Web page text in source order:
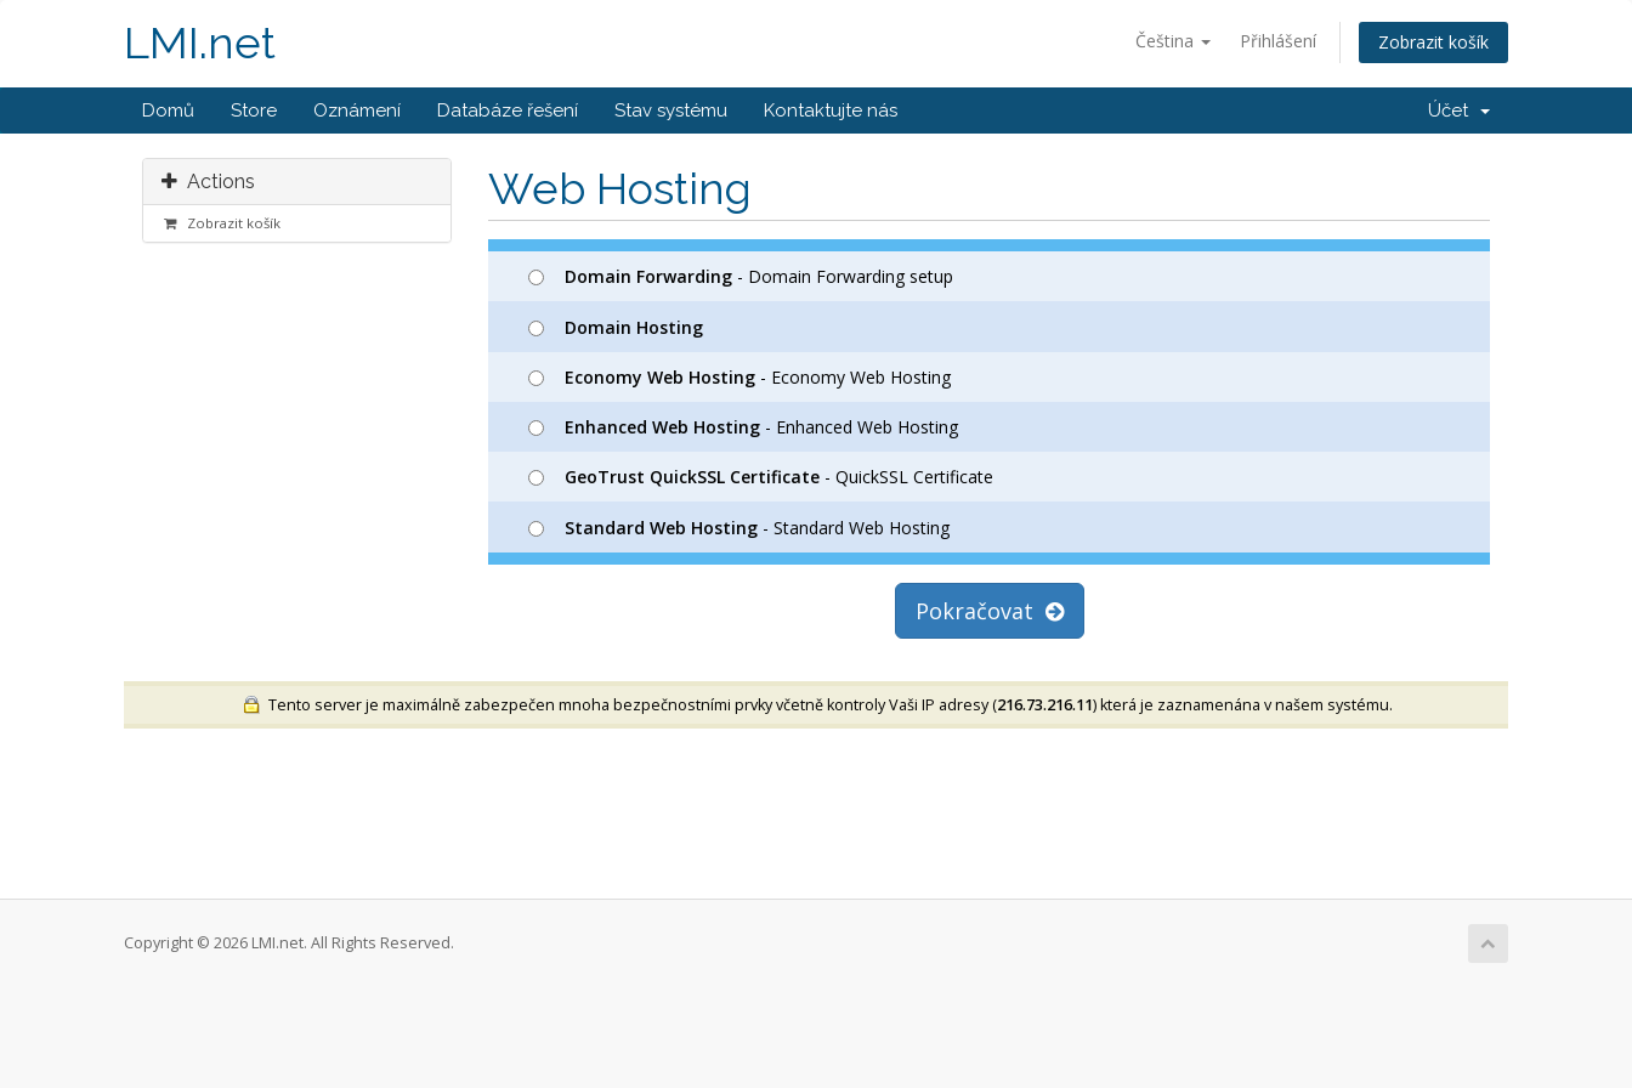
Čeština Přihlášení Zobrazit košík
LMI.net
Domů Store Oznámení Databáze řešení Stav systému Kontaktujte nás Účet
Web Hosting
Actions
Zobrazit košík
Domain Forwarding - Domain Forwarding setup
Domain Hosting
Economy Web Hosting - Economy Web Hosting
Enhanced Web Hosting - Enhanced Web Hosting
GeoTrust QuickSSL Certificate - QuickSSL Certificate
Standard Web Hosting - Standard Web Hosting
Pokračovat
Tento server je maximálně zabezpečen mnoha bezpečnostními prvky včetně kontroly Vaši IP adresy (216.73.216.11) která je zaznamenána v našem systému.
Copyright © 2026 LMI.net. All Rights Reserved.